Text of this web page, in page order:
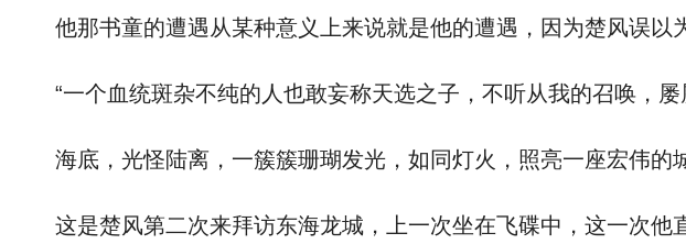
他那书童的遭遇从某种意义上来说就是他的遭遇，因为楚风误以
“一个血统斑杂不纯的人也敢妄称天选之子，不听从我的召唤，屡
海底，光怪陆离，一簇簇珊瑚发光，如同灯火，照亮一座宏伟的
这是楚风第二次来拜访东海龙城，上一次坐在飞碟中，这一次他